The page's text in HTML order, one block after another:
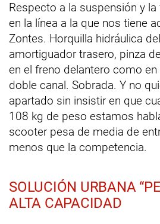
Respecto a la suspensión y
en la línea a la que nos tiene
Zontes. Horquilla hidráulica
amortiguador trasero, pinza
en el freno delantero como en
doble canal. Sobrada. Y no
apartado sin insistir en que
108 kg de peso estamos
scooter pesa de media de
menos que la competencia.
SOLUCIÓN URBANA
ALTA CAPACIDAD